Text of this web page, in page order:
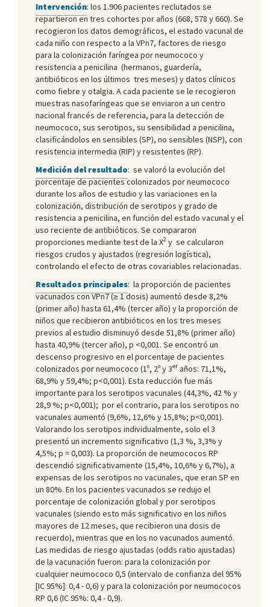
Intervención: los 1.906 pacientes reclutados se
repartieron en tres cohortes por años (668, 578 y 660). Se
recogieron los datos demográficos, el estado vacunal de
cada niño con respecto a la VPn7, factores de riesgo
para la colonización faríngea por neumococo y
resistencia a penicilina (hermanos, guardería,
antibióticos en los últimos tres meses) y datos clínicos
como fiebre y otalgia. A cada paciente se le recogieron
muestras nasofaríngeas que se enviaron a un centro
nacional francés de referencia, para la detección de
neumococo, sus serotipos, su sensibilidad a penicilina,
clasificándolos en sensibles (SP), no sensibles (NSP), con
resistencia intermedia (RIP) y resistentes (RP).
Medición del resultado: se valoró la evolución del
porcentaje de pacientes colonizados por neumococo
durante los años de estudio y las variaciones en la
colonización, distribución de serotipos y grado de
resistencia a penicilina, en función del estado vacunal y el
uso reciente de antibióticos. Se compararon
proporciones mediante test de la Χ2 y se calcularon
riesgos crudos y ajustados (regresión logística),
controlando el efecto de otras covariables relacionadas.
Resultados principales: la proporción de pacientes
vacunados con VPn7 (≥ 1 dosis) aumentó desde 8,2%
(primer año) hasta 61,4% (tercer año) y la proporción de
niños que recibieron antibióticos en los tres meses
previos al estudio disminuyó desde 51,8% (primer año)
hasta 40,9% (tercer año), p <0,001. Se encontró un
descenso progresivo en el porcentaje de pacientes
colonizados por neumococo (1º, 2º y 3er años: 71,1%,
68,9% y 59,4%; p<0,001). Esta reducción fue más
importante para los serotipos vacunales (44,3%, 42 % y
28,9 %; p<0,001); por el contrario, para los serotipos no
vacunales aumentó (9,6%, 12,6% y 15,8%; p<0,001).
Valorando los serotipos individualmente, solo el 3
presentó un incremento significativo (1,3 %, 3,3% y
4,5%; p = 0,003). La proporción de neumococos RP
descendió significativamente (15,4%, 10,6% y 6,7%), a
expensas de los serotipos no vacunales, que eran SP en
un 80%. En los pacientes vacunados se redujo el
porcentaje de colonización global y por serotipos
vacunales (siendo esto más significativo en los niños
mayores de 12 meses, que recibieron una dosis de
recuerdo), mientras que en los no vacunados aumentó.
Las medidas de riesgo ajustadas (odds ratio ajustadas)
de la vacunación fueron: para la colonización por
cualquier neumococo 0,5 (intervalo de confianza del 95%
[IC 95%]: 0,4 - 0,6) y para la colonización por neumococos
RP 0,6 (IC 95%: 0,4 - 0,9).